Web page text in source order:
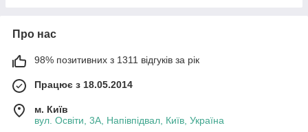
Про нас
98% позитивних з 1311 відгуків за рік
Працює з 18.05.2014
м. Київ
вул. Освіти, 3А, Напівпідвал, Київ, Україна